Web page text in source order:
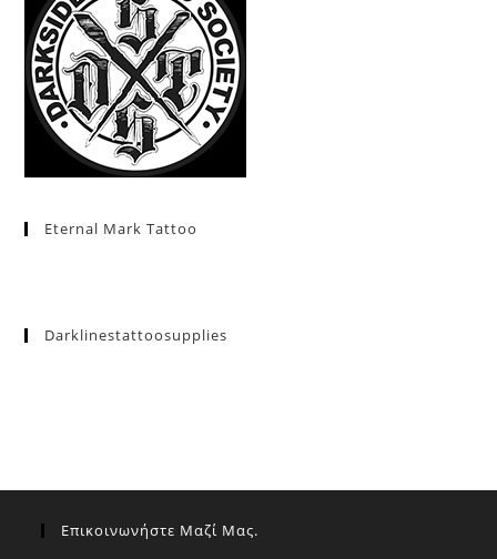
Eternal Mark Tattoo
Darklinestattoosupplies
Επικοινωνήστε Μαζί Μας.